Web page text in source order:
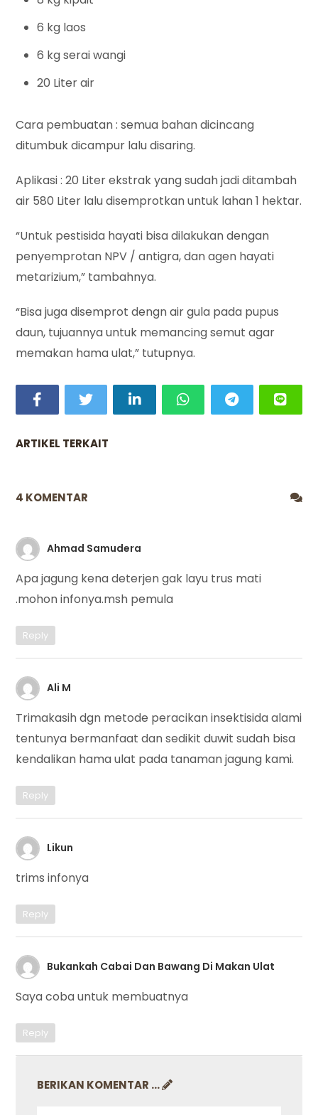
6 kg laos
6 kg serai wangi
20 Liter air
Cara pembuatan : semua bahan dicincang
ditumbuk dicampur lalu disaring.
Aplikasi : 20 Liter ekstrak yang sudah jadi ditambah
air 580 Liter lalu disemprotkan untuk lahan 1 hektar.
“Untuk pestisida hayati bisa dilakukan dengan
penyemprotan NPV / antigra, dan agen hayati
metarizium,” tambahnya.
“Bisa juga disemprot dengn air gula pada pupus
daun, tujuannya untuk memancing semut agar
memakan hama ulat,” tutupnya.
ARTIKEL TERKAIT
4 KOMENTAR
Ahmad Samudera
Apa jagung kena deterjen gak layu trus mati
.mohon infonya.msh pemula
Reply
Ali M
Trimakasih dgn metode peracikan insektisida alami
tentunya bermanfaat dan sedikit duwit sudah bisa
kendalikan hama ulat pada tanaman jagung kami.
Reply
Likun
trims infonya
Reply
Bukankah Cabai Dan Bawang Di Makan Ulat
Saya coba untuk membuatnya
Reply
BERIKAN KOMENTAR ...